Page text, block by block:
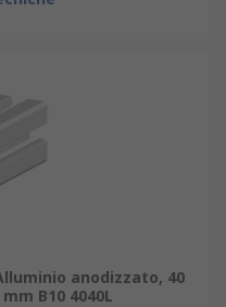
anodizzato, 40
B10 4040L